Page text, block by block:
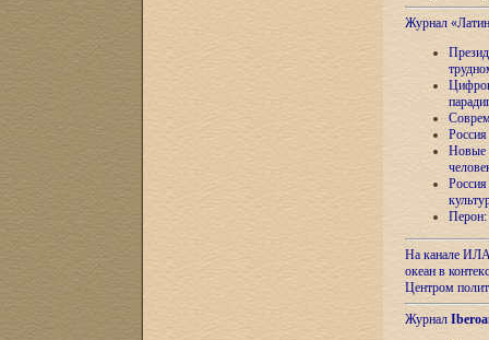
Журнал
Новые
Перон:
На канале
океан в
Центром
Журнал